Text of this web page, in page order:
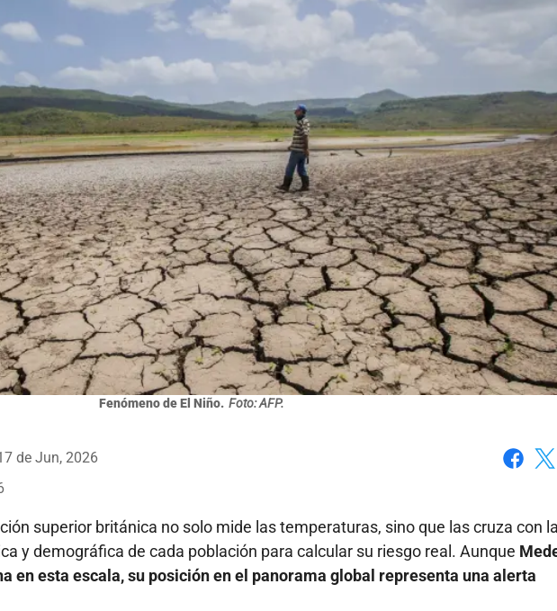
Fenómeno de El Niño. Foto: AFP.
de Jun, 2026
superior británica no solo mide las temperaturas, sino que las cruza con la
y demográfica de cada población para calcular su riesgo real. Aunque
en esta escala, su posición en el panorama global representa una alerta